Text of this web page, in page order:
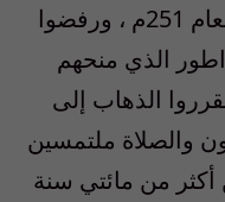
م ، ورفضوا
الذي منحهم
الذهاب إلى
والصلاة ملتمسين
أكثر من مائتي سنة